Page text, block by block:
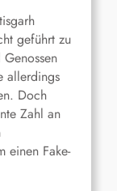
geführt zu
allerdings
Doch
Zahl an
einen Fake-